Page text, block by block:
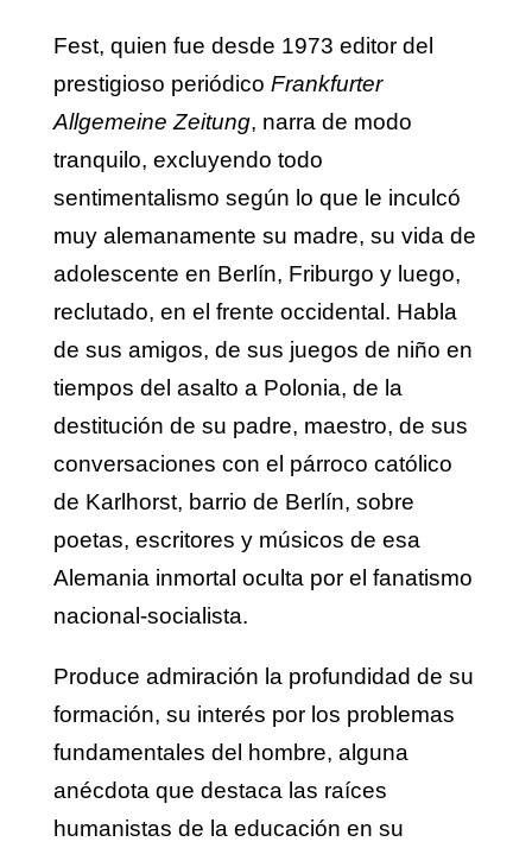
Fest, quien fue desde 1973 editor del
prestigioso periódico Frankfurter
Allgemeine Zeitung, narra de modo
tranquilo, excluyendo todo
sentimentalismo según lo que le inculcó
muy alemanamente su madre, su vida de
adolescente en Berlín, Friburgo y luego,
reclutado, en el frente occidental. Habla
de sus amigos, de sus juegos de niño en
tiempos del asalto a Polonia, de la
destitución de su padre, maestro, de sus
conversaciones con el párroco católico
de Karlhorst, barrio de Berlín, sobre
poetas, escritores y músicos de esa
Alemania inmortal oculta por el fanatismo
nacional-socialista.
Produce admiración la profundidad de su
formación, su interés por los problemas
fundamentales del hombre, alguna
anécdota que destaca las raíces
humanistas de la educación en su